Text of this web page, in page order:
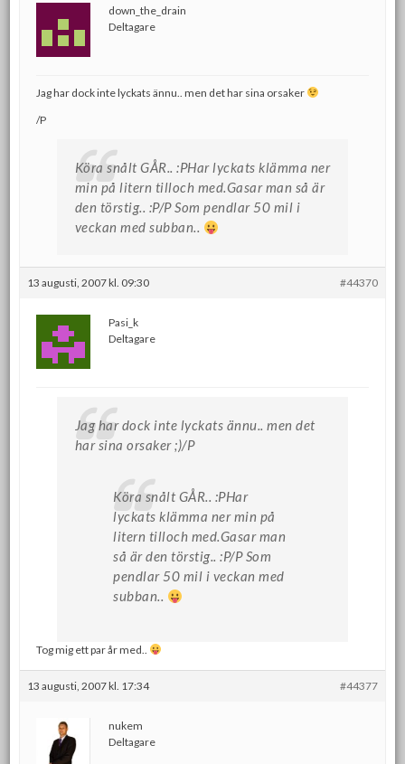
down_the_drain
Deltagare
Jag har dock inte lyckats ännu.. men det har sina orsaker
/P
Köra snålt GÅR.. :PHar lyckats klämma ner
min på litern tilloch med.Gasar man så är
den törstig.. :P/P Som pendlar 50 mil i
veckan med subban..
13 augusti, 2007 kl. 09:30 #44370
Pasi_k
Deltagare
Jag har dock inte lyckats ännu.. men det
har sina orsaker ;)/P
Köra snålt GÅR.. :PHar
lyckats klämma ner min på
litern tilloch med.Gasar man
så är den törstig.. :P/P Som
pendlar 50 mil i veckan med
subban..
Tog mig ett par år med..
13 augusti, 2007 kl. 17:34 #44377
nukem
Deltagare